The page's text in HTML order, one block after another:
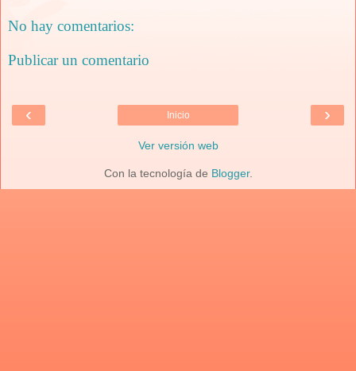
No hay comentarios:
Publicar un comentario
‹ ›
Inicio
Ver versión web
Con la tecnología de Blogger.